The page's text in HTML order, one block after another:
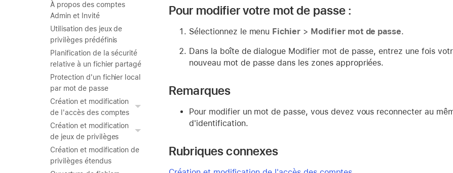
À propos des comptes
Admin et Invité
Utilisation des jeux de
privilèges prédéfinis
Planification de la sécurité
relative à un fichier partagé
Protection d'un fichier local
par mot de passe
Création et modification
de l'accès des comptes
Création et modification
de jeux de privilèges
Création et modification de
privilèges étendus
Pour modifier votre mot de passe :
Sélectionnez le menu Fichier > Modifier mot de passe.
Dans la boîte de dialogue Modifier mot de passe, entrez une fois
nouveau mot de passe dans les zones appropriées.
Remarques
Pour modifier un mot de passe, vous devez vous reconnecter au
d'identification.
Rubriques connexes